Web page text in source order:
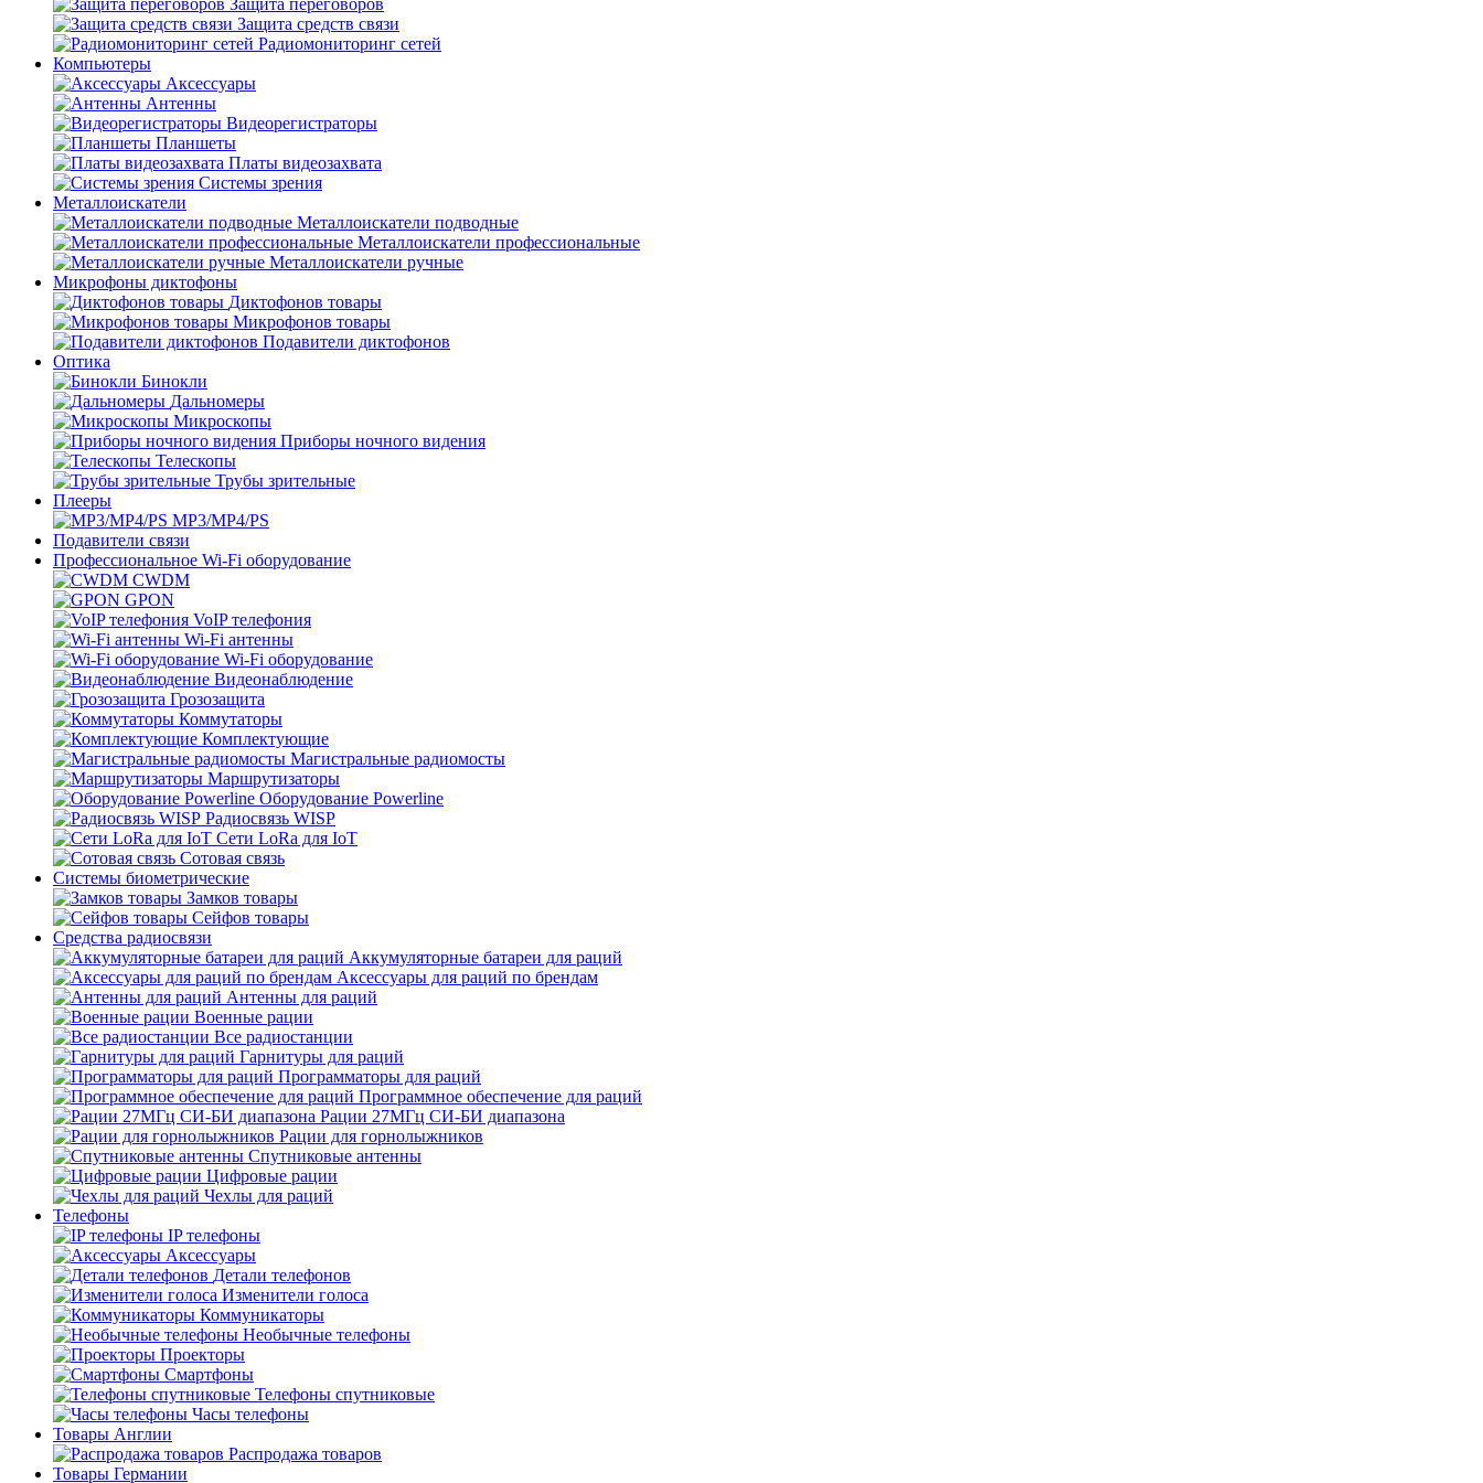
Защита переговоров
Защита средств связи
Радиомониторинг сетей
Компьютеры
Аксессуары
Антенны
Видеорегистраторы
Планшеты
Платы видеозахвата
Системы зрения
Металлоискатели
Металлоискатели подводные
Металлоискатели профессиональные
Металлоискатели ручные
Микрофоны диктофоны
Диктофонов товары
Микрофонов товары
Подавители диктофонов
Оптика
Бинокли
Дальномеры
Микроскопы
Приборы ночного видения
Телескопы
Трубы зрительные
Плееры
MP3/MP4/PS
Подавители связи
Профессиональное Wi-Fi оборудование
CWDM
GPON
VoIP телефония
Wi-Fi антенны
Wi-Fi оборудование
Видеонаблюдение
Грозозащита
Коммутаторы
Комплектующие
Магистральные радиомосты
Маршрутизаторы
Оборудование Powerline
Радиосвязь WISP
Сети LoRa для IoT
Сотовая связь
Системы биометрические
Замков товары
Сейфов товары
Средства радиосвязи
Аккумуляторные батареи для раций
Аксессуары для раций по брендам
Антенны для раций
Военные рации
Все радиостанции
Гарнитуры для раций
Программаторы для раций
Программное обеспечение для раций
Рации 27МГц СИ-БИ диапазона
Рации для горнолыжников
Спутниковые антенны
Цифровые рации
Чехлы для раций
Телефоны
IP телефоны
Аксессуары
Детали телефонов
Изменители голоса
Коммуникаторы
Необычные телефоны
Проекторы
Смартфоны
Телефоны спутниковые
Часы телефоны
Товары Англии
Распродажа товаров
Товары Германии